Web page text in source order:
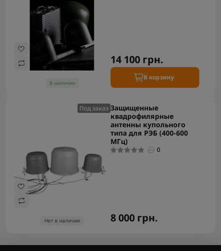
В наличии
14 100 грн.
В корзину
Под заказ
Нет в наличии
Защищенные
квадрофилярные
антенны купольного
типа для РЭБ (400-600
МГц)
0
8 000 грн.